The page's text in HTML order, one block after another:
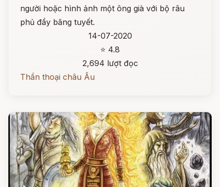
người hoặc hình ảnh một ông già với bộ râu
phủ đầy băng tuyết.
14-07-2020
⭐ 4.8
2,694 lượt đọc
Thần thoại châu Âu